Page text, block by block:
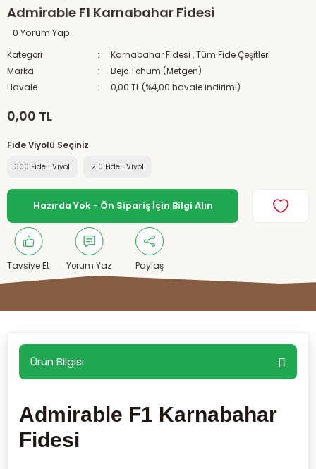
Admirable F1 Karnabahar Fidesi
0 Yorum Yap
Kategori Karnabahar Fidesi ,Tüm Fide Çeşitleri
Marka
Bejo Tohum (Metgen)
Havale
0,00 TL (%4,00 havale indirimi)
0,00 TL
Fide Viyolü Seçiniz
300 Fideli Viyol 210 Fideli Viyol
Hazırda Yok - Ön Sipariş İçin Bilgi Alın
Tavsiye Et Yorum Yaz Paylaş
Ürün Bilgisi
Admirable F1 Karnabahar
Fidesi